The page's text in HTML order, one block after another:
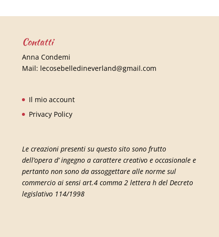
Contatti
Anna Condemi
Mail: lecosebelledineverland@gmail.com
Il mio account
Privacy Policy
Le creazioni presenti su questo sito sono frutto
dell’opera d’ ingegno a carattere creativo e occasionale e
pertanto non sono da assoggettare alle norme sul
commercio ai sensi art.4 comma 2 lettera h del Decreto
legislativo 114/1998